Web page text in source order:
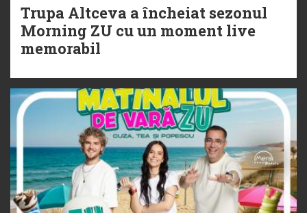
20 Iulie
Torpedoul lui Morar: Theo Rose -
Trupa Altceva a încheiat sezonul
Morning ZU cu un moment live
memorabil